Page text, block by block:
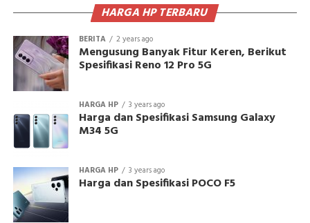
HARGA HP TERBARU
BERITA 2 years ago
Mengusung Banyak Fitur Keren, Berikut
Spesifikasi Reno 12 Pro 5G
HARGA HP 3 years ago
Harga dan Spesifikasi Samsung Galaxy
M34 5G
HARGA HP 3 years ago
Harga dan Spesifikasi POCO F5